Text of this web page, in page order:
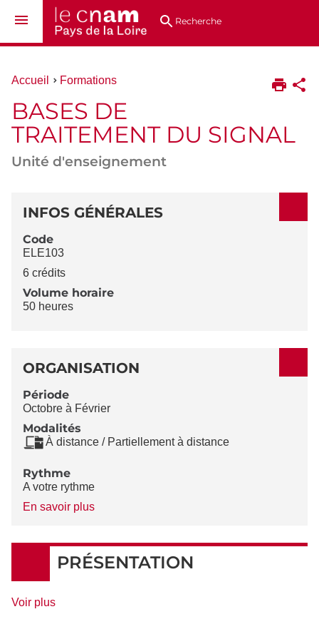
au
directsRecherche
Vous
ici :
Accueil Formations
BASES DE
TRAITEMENT DU SIGNAL
Unité d'enseignement
DÉTAILS
INFOS GÉNÉRALES
Code
ELE103
6 crédits
Volume horaire
50 heures
ORGANISATION
Période
Octobre à Février
Modalités
À distance / Partiellement à distance
Rythme
A votre rythme
En savoir plusà
Rythme
PRÉSENTATION
Voir plusde